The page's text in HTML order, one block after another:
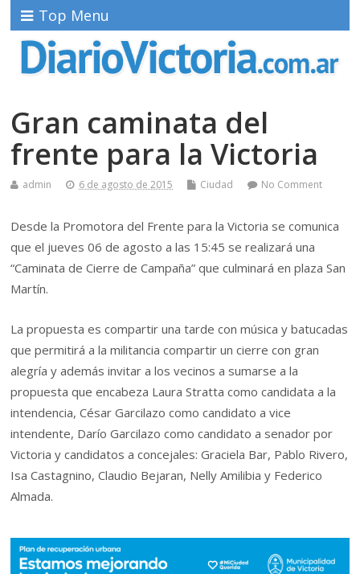
Top Menu
Gran caminata del
frente para la Victoria
admin 6 de agosto de 2015 Ciudad No Comment
Desde la Promotora del Frente para la Victoria se comunica
que el jueves 06 de agosto a las 15:45 se realizará una
“Caminata de Cierre de Campaña” que culminará en plaza San
Martín.
La propuesta es compartir una tarde con música y batucadas
que permitirá a la militancia compartir un cierre con gran
alegría y además invitar a los vecinos a sumarse a la
propuesta que encabeza Laura Stratta como candidata a la
intendencia, César Garcilazo como candidato a vice
intendente, Darío Garcilazo como candidato a senador por
Victoria y candidatos a concejales: Graciela Bar, Pablo Rivero,
Isa Castagnino, Claudio Bejaran, Nelly Amilibia y Federico
Almada.